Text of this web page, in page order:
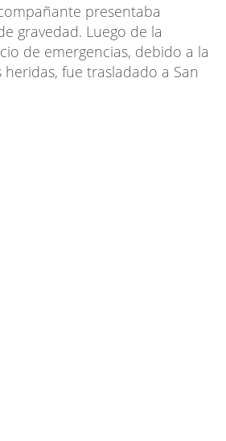
presentaba
gravedad. Luego de la
de emergencias, debido a la
fue trasladado a San